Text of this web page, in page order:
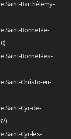
Saint-Barthélemy-
Saint-Bonnet-le-
Saint-Bonnet-les-
Saint-Christo-en-
Saint-Cyr-de-
Saint-Cyr-les-